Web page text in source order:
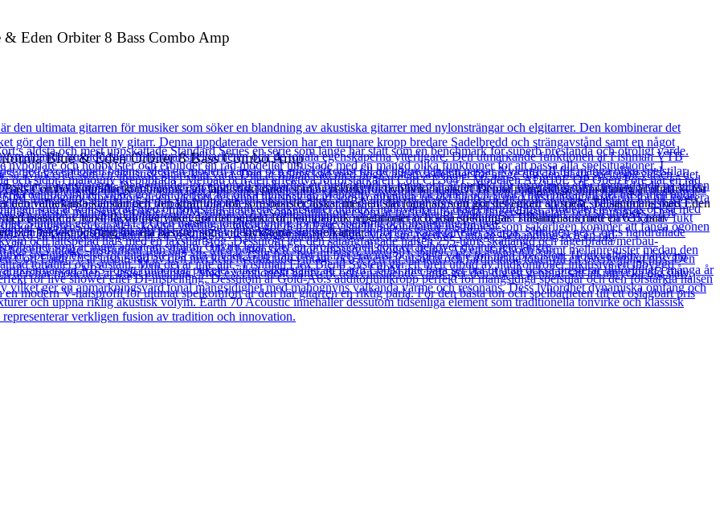
Eden Orbiter 8 Bass Combo Amp
Blue & Eden Orbiter 8 Bass Combo Amp
Combo Amplifier kombineras i ett fantastiskt paket som är perfekt för nyblivna basister! Denna mångsidiga uppsättning är utmärkt för
välbekanta känslan och den kraftfulla ton som basister älskar med en slät lönnhals som gör det enkelt att spela. Tillsammans med Eden
massor av tonal flexibilitet vilket gör det perfekt för hemmabruk repetitioner och små spelningar. Tillsammans med en 635 mm
och bekväm lösning för alla basister som vill kickstarta sin spelkarriär.